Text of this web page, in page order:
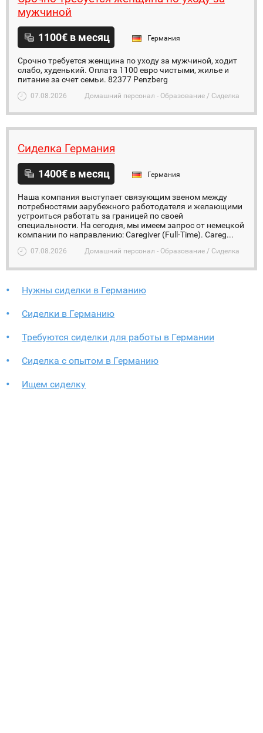
мужчиной
1100€ в месяц Германия
Срочно требуется женщина по уходу за мужчиной, ходит
слабо, худенький. Оплата 1100 евро чистыми, жилье и
питание за счет семьи. 82377 Penzberg
07.08.2026 Домашний персонал - Образование / Сиделка
Сиделка Германия
1400€ в месяц Германия
Наша компания выступает связующим звеном между
потребностями зарубежного работодателя и желающими
устроиться работать за границей по своей
специальности. На сегодня, мы имеем запрос от немецкой
компании по направлению: Caregiver (Full-Time). Careg...
07.08.2026 Домашний персонал - Образование / Сиделка
Нужны сиделки в Германию
Сиделки в Германию
Требуются сиделки для работы в Германии
Сиделка с опытом в Германию
Ищем сиделку